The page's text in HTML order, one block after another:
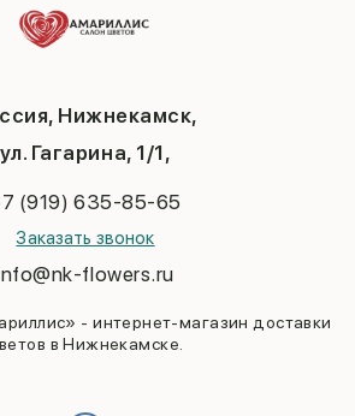
Нижнекамск,
ул. Гагарина, 1/1,
(919) 635-85-65
Заказать звонок
flowers.ru
- интернет-магазин доставки
в Нижнекамске.